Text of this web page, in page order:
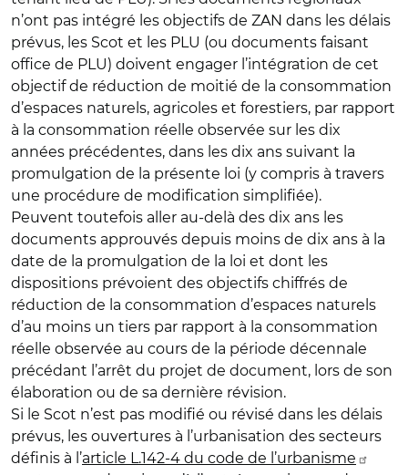
n’ont pas intégré les objectifs de ZAN dans les délais
prévus, les Scot et les PLU (ou documents faisant
office de PLU) doivent engager l’intégration de cet
objectif de réduction de moitié de la consommation
d’espaces naturels, agricoles et forestiers, par rapport
à la consommation réelle observée sur les dix
années précédentes, dans les dix ans suivant la
promulgation de la présente loi (y compris à travers
une procédure de modification simplifiée).
Peuvent toutefois aller au-delà des dix ans les
documents approuvés depuis moins de dix ans à la
date de la promulgation de la loi et dont les
dispositions prévoient des objectifs chiffrés de
réduction de la consommation d’espaces naturels
d’au moins un tiers par rapport à la consommation
réelle observée au cours de la période décennale
précédant l’arrêt du projet de document, lors de son
élaboration ou de sa dernière révision.
Si le Scot n’est pas modifié ou révisé dans les délais
prévus, les ouvertures à l’urbanisation des secteurs
définis à l’article L.142-4 du code de l’urbanisme